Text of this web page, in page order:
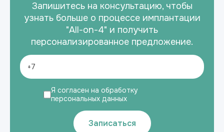
Запишитесь на консультацию, чтобы
узнать больше о процессе имплантации
"All-on-4" и получить
персонализированное предложение.
Я согласен на обработку
персональных данных
Записаться